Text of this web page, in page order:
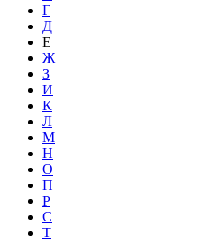
Г
Д
Е
Ж
З
И
К
Л
М
Н
О
П
Р
С
Т